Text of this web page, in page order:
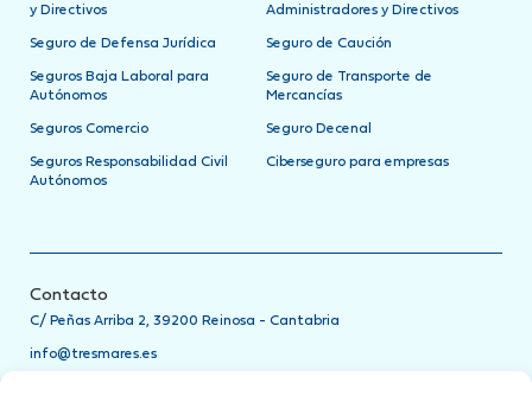
y Directivos
Seguro de Defensa Jurídica
Seguros Baja Laboral para
Autónomos
Seguros Comercio
Seguros Responsabilidad Civil
Autónomos
Administradores y Directivos
Seguro de Caución
Seguro de Transporte de
Mercancías
Seguro Decenal
Ciberseguro para empresas
Contacto
C/ Peñas Arriba 2, 39200 Reinosa - Cantabria
info@tresmares.es